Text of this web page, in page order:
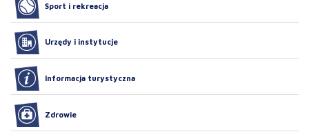
Sport i rekreacja
Urzędy i instytucje
Informacja turystyczna
Zdrowie